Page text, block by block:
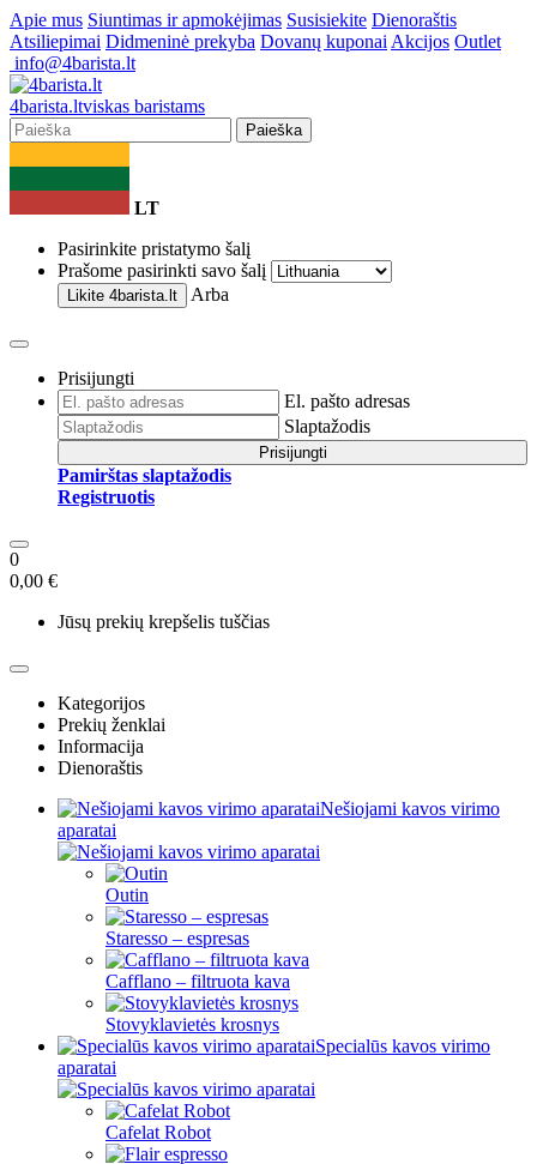
Apie mus Siuntimas ir apmokėjimas Susisiekite Dienoraštis
Atsiliepimai Didmeninė prekyba Dovanų kuponai Akcijos Outlet
info@4barista.lt
4barista.ltviskas baristams
Paieška
LT
Pasirinkite pristatymo šalį
Prašome pasirinkti savo šalį
Likite 4barista.lt Arba
Prisijungti
El. pašto adresas
Slaptažodis
Prisijungti
Pamirštas slaptažodis
Registruotis
0
0,00 €
Jūsų prekių krepšelis tuščias
Kategorijos
Prekių ženklai
Informacija
Dienoraštis
Nešiojami kavos virimo
aparatai
Outin
Staresso – espresas
Cafflano – filtruota kava
Stovyklavietės krosnys
Specialūs kavos virimo
aparatai
Cafelat Robot